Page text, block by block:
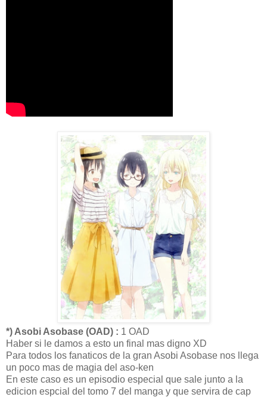
*) Asobi Asobase (OAD) : 1 OAD
Haber si le damos a esto un final mas digno XD
Para todos los fanaticos de la gran Asobi Asobase nos llega
un poco mas de magia del aso-ken
En este caso es un episodio especial que sale junto a la
edicion espcial del tomo 7 del manga y que servira de cap